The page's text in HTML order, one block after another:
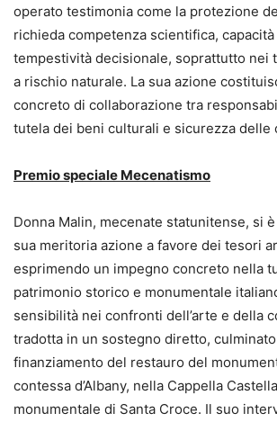
operato testimonia come la protezione
richieda competenza scientifica,
tempestività decisionale, soprattutto nei
a rischio naturale. La sua azione
concreto di collaborazione tra
tutela dei beni culturali e sicurezza delle
Premio speciale Mecenatismo
Donna Malin, mecenate statunitense, si
sua meritoria azione a favore dei tesori
esprimendo un impegno concreto nella
patrimonio storico e monumentale
sensibilità nei confronti dell’arte e della
tradotta in un sostegno diretto,
finanziamento del restauro del
contessa d’Albany, nella Cappella
monumentale di Santa Croce. Il suo